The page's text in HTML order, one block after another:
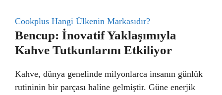
Cookplus Hangi Ülkenin Markasıdır?
Bencup: İnovatif Yaklaşımıyla
Kahve Tutkunlarını Etkiliyor
Kahve, dünya genelinde milyonlarca insanın günlük
rutininin bir parçası haline gelmiştir. Güne enerjik